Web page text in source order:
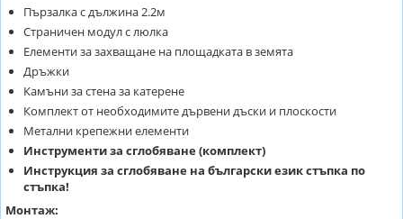
Пързалка с дължина 2.2м
Страничен модул с люлка
Елементи за захващане на площадката в земята
Дръжки
Камъни за стена за катерене
Комплект от необходимите дървени дъски и плоскости
Метални крепежни елементи
Инструменти за сглобяване (комплект)
Инструкция за сглобяване на български език стъпка по
стъпка!
Монтаж: